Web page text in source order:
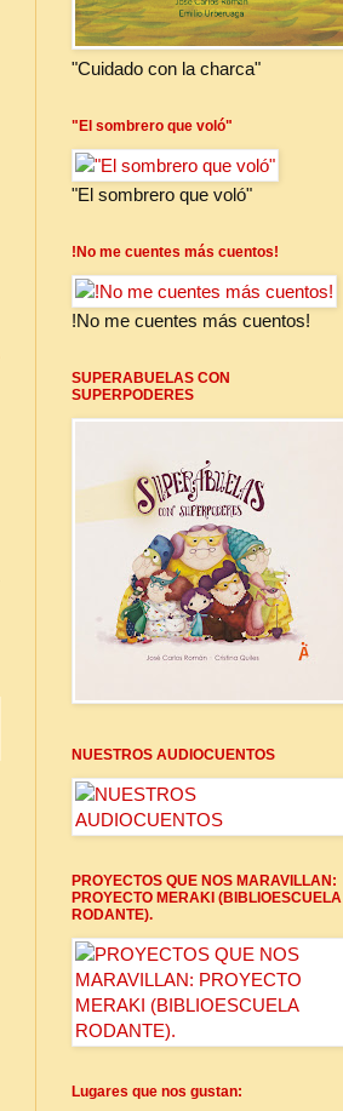
"Cuidado con la charca"
"El sombrero que voló"
"El sombrero que voló"
!No me cuentes más cuentos!
!No me cuentes más cuentos!
SUPERABUELAS CON
SUPERPODERES
NUESTROS AUDIOCUENTOS
PROYECTOS QUE NOS MARAVILLAN:
PROYECTO MERAKI (BIBLIOESCUELA
RODANTE).
Lugares que nos gustan: